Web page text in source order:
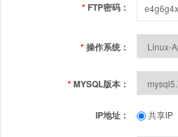
* FTP密码：
*操作系统：
*MYSQL版本：
IP地址： 共享IP